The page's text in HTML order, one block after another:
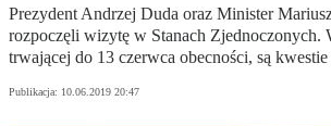
Prezydent Andrzej Duda oraz Minister
rozpoczęli wizytę w Stanach Zjednoczonych.
trwającej do 13 czerwca obecności, są
Publikacja: 10.06.2019 20:47